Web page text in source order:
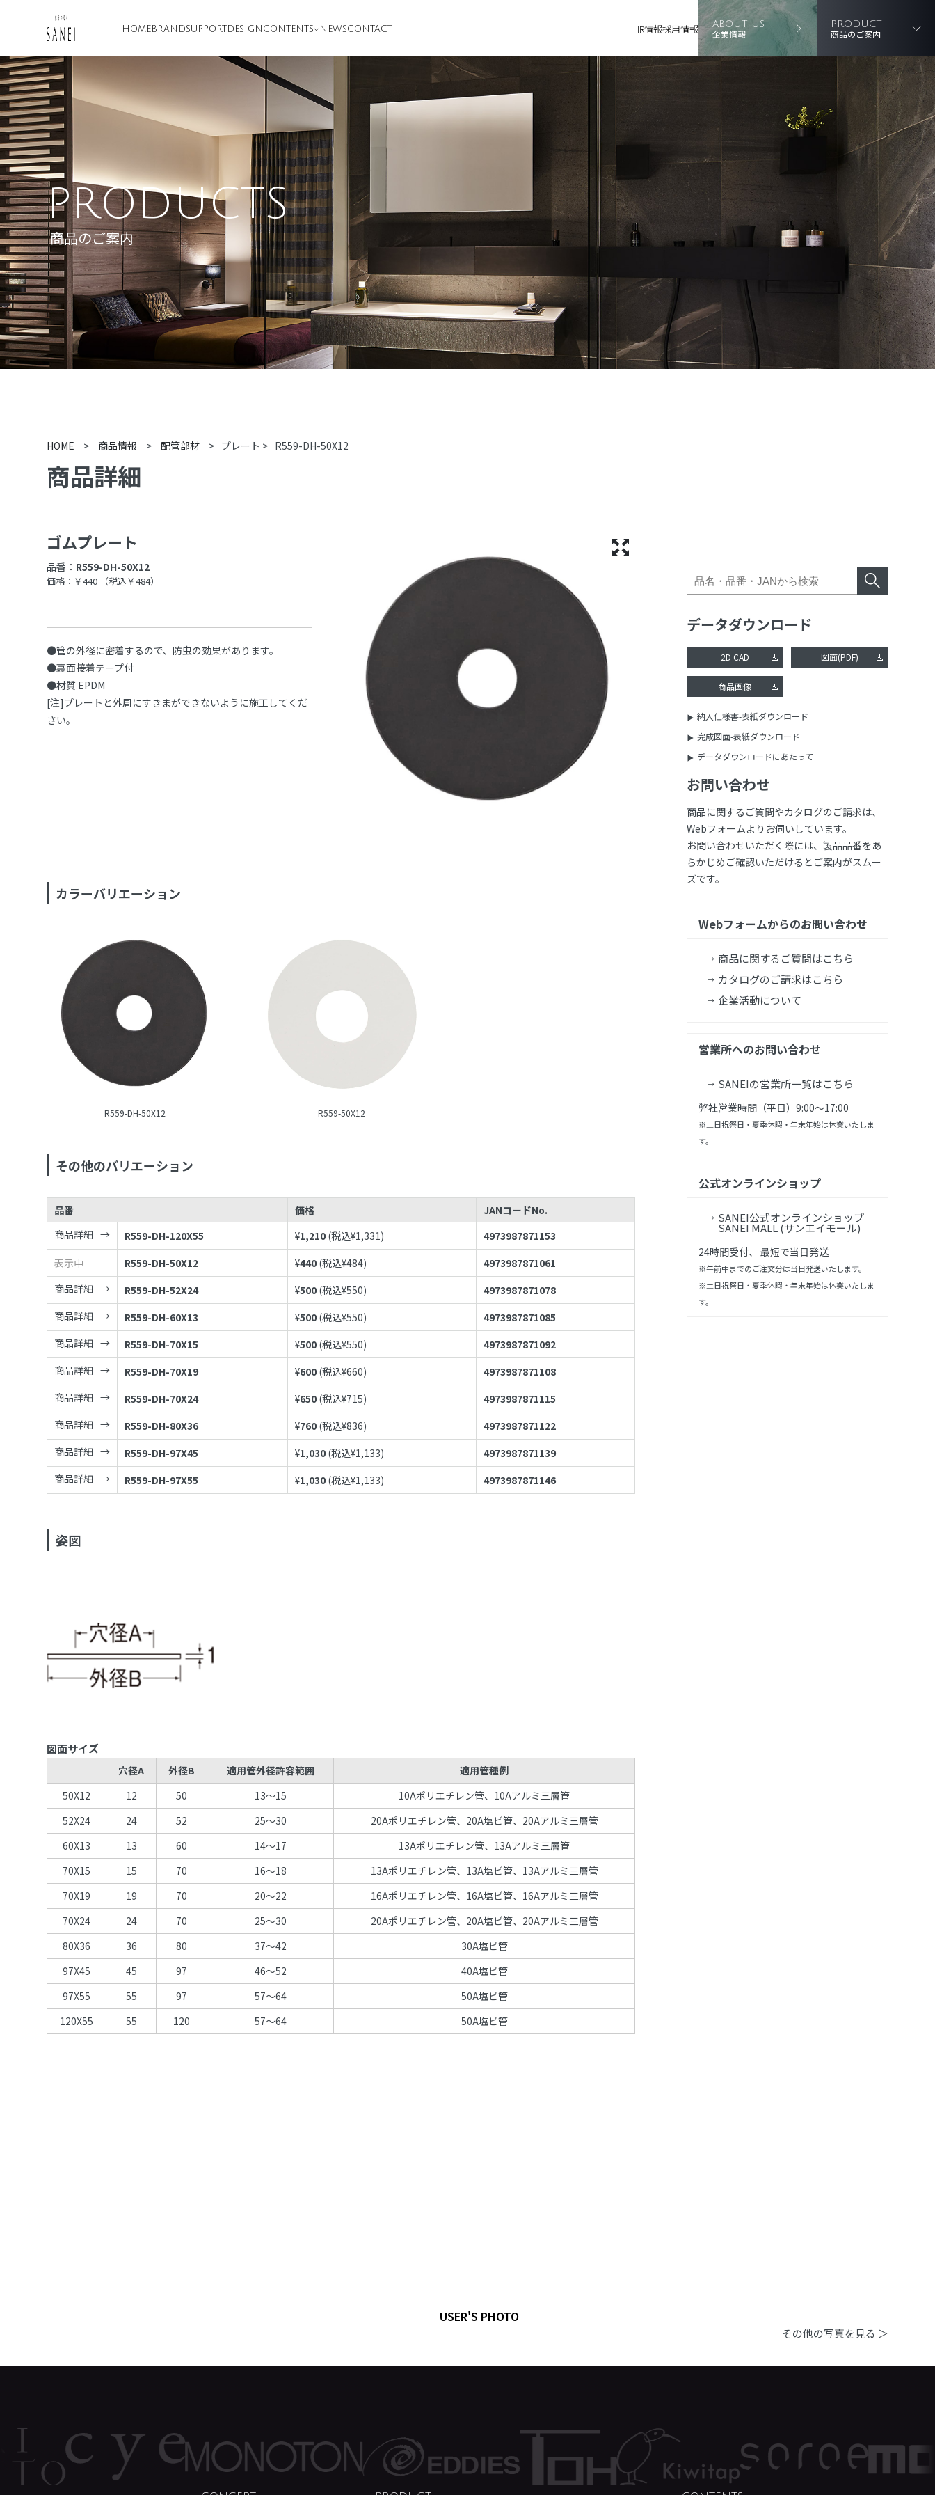
HOME BRANDSUPPORT DESIGN CONTENTS NEWSCONTACT IR情報採用情報 ABOUT US
企業情報
PRODUCT
商品のご案内
PRODUCTS
商品のご案内
HOME > 商品情報 > 配管部材 > プレート > R559-DH-50X12
商品詳細
ゴムプレート
品番： R559-DH-50X12
価格：￥440 （税込￥484）
●管の外径に密着するので、防虫の効果があります。
●裏面接着テープ付
●材質 EPDM
[注]プレートと外周にすきまができないように施工してくだ
さい。
カラーバリエーション
R559-DH-50X12 R559-50X12
その他のバリエーション
品番 価格
JANコードNo.
商品詳細
R559-DH-120X55 ¥1,210 (税込¥1,331)
4973987871153
表示中
R559-DH-50X12 ¥440 (税込¥484)
4973987871061
商品詳細
R559-DH-52X24 ¥500 (税込¥550)
4973987871078
商品詳細
R559-DH-60X13 ¥500 (税込¥550)
4973987871085
商品詳細
R559-DH-70X15 ¥500 (税込¥550)
4973987871092
商品詳細
R559-DH-70X19 ¥600 (税込¥660)
4973987871108
商品詳細
R559-DH-70X24 ¥650 (税込¥715)
4973987871115
商品詳細
R559-DH-80X36 ¥760 (税込¥836)
4973987871122
商品詳細
R559-DH-97X45 ¥1,030 (税込¥1,133)
4973987871139
商品詳細
R559-DH-97X55 ¥1,030 (税込¥1,133) 4973987871146
姿図
図面サイズ
穴径A 外径B 適用管外径許容範囲
適用管種例
50X12
12 50 13～15
10Aポリエチレン管、10Aアルミ三層管
52X24
24 52 25～30
20Aポリエチレン管、20A塩ビ管、20Aアルミ三層管
60X13
13 60 14～17
13Aポリエチレン管、13Aアルミ三層管
70X15
15 70 16～18
13Aポリエチレン管、13A塩ビ管、13Aアルミ三層管
70X19
19 70 20～22
16Aポリエチレン管、16A塩ビ管、16Aアルミ三層管
70X24
24 70 25～30
20Aポリエチレン管、20A塩ビ管、20Aアルミ三層管
80X36
36 80 37～42
30A塩ビ管
97X45
45 97 46～52
40A塩ビ管
97X55
55 97 57～64
50A塩ビ管
120X55
55 120 57～64 50A塩ビ管
データダウンロード
2D CAD 図面(PDF)
商品画像
納入仕様書-表紙ダウンロード
完成図面-表紙ダウンロード
データダウンロードにあたって
お問い合わせ
商品に関するご質問やカタログのご請求は、
Webフォームよりお伺いしています。
お問い合わせいただく際には、製品品番をあ
らかじめご確認いただけるとご案内がスムー
ズです。
Webフォームからのお問い合わせ
商品に関するご質問はこちら
カタログのご請求はこちら
企業活動について
営業所へのお問い合わせ
SANEIの営業所一覧はこちら
弊社営業時間（平日）9:00～17:00
※土日祝祭日・夏季休暇・年末年始は休業いたしま
す。
公式オンラインショップ
SANEI公式オンラインショップ
SANEI MALL (サンエイモール)
24時間受付、 最短で当日発送
※午前中までのご注文分は当日発送いたします。
※土日祝祭日・夏季休暇・年末年始は休業いたしま
す。
USER'S PHOTO
その他の写真を見る ＞